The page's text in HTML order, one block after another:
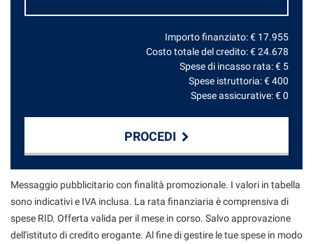
Importo finanziato: € 17.955
Costo totale del credito: €24.678
Spese di incasso rata: € 5
Spese istruttoria: €400
Spese assicurative: €0
PROCEDI
Contattaci
Messaggio pubblicitario con finalità promozionale. I valori in tabella
sono indicativi e IVA inclusa. La rata finanziaria è comprensiva di
spese RID. Offerta valida per il mese in corso. Salvo approvazione
dell'istituto di credito erogante. Al fine di gestire le tue spese in modo